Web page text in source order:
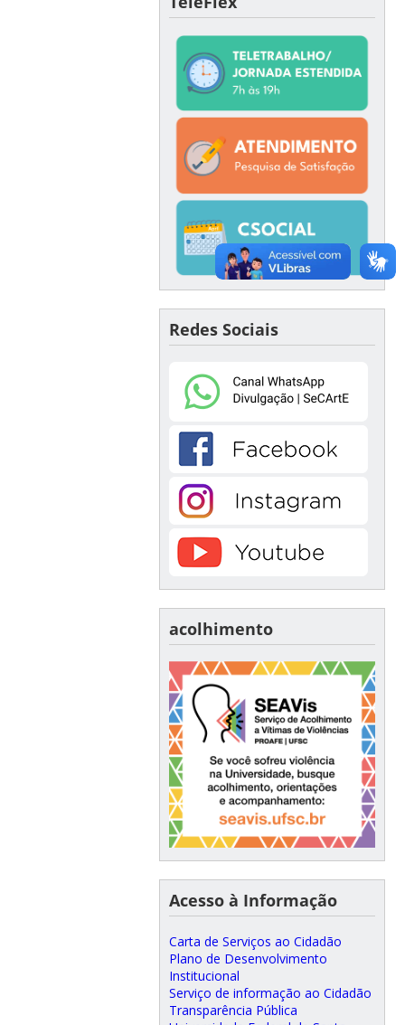
Redes Sociais
acolhimento
Acesso à Informação
Carta de Serviços ao Cidadão
Plano de Desenvolvimento
Institucional
Serviço de informação ao Cidadão
Transparência Pública